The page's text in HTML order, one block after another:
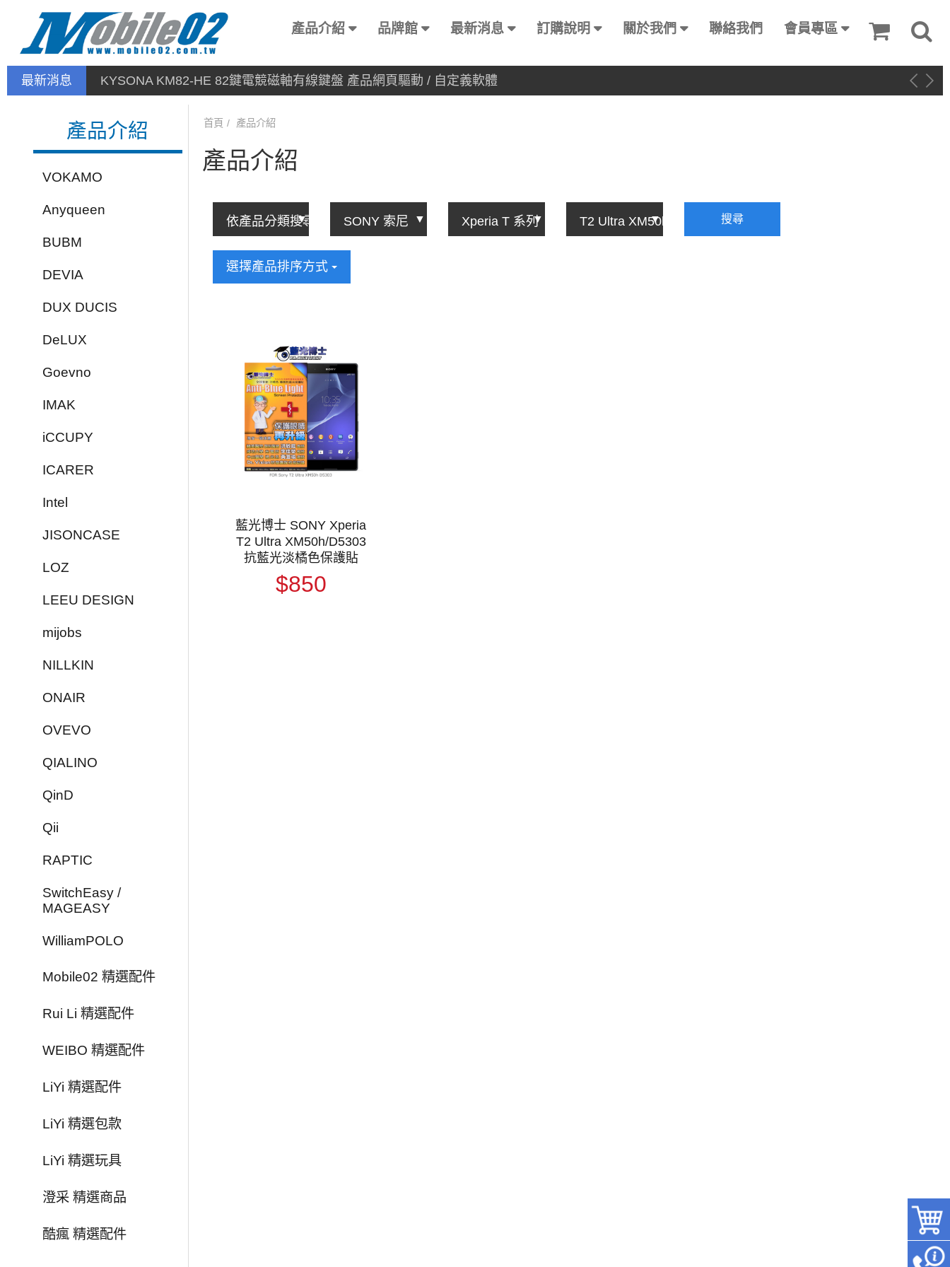
產品介紹 品牌館 最新消息 訂購說明 關於我們 聯絡我們 會員專區
最新消息 KYSONA KM82-HE 82鍵電競磁軸有線鍵盤 產品網頁驅動 / 自定義軟體
產品介紹
VOKAMO
Anyqueen
BUBM
DEVIA
DUX DUCIS
DeLUX
Goevno
IMAK
iCCUPY
ICARER
Intel
JISONCASE
LOZ
LEEU DESIGN
mijobs
NILLKIN
ONAIR
OVEVO
QIALINO
QinD
Qii
RAPTIC
SwitchEasy /
MAGEASY
WilliamPOLO
Mobile02 精選配件
Rui Li 精選配件
WEIBO 精選配件
LiYi 精選配件
LiYi 精選包款
LiYi 精選玩具
澄采 精選商品
酷瘋 精選配件
首頁 產品介紹
產品介紹
搜尋
選擇產品排序方式
藍光博士 SONY Xperia
T2 Ultra XM50h/D5303
抗藍光淡橘色保護貼
$850